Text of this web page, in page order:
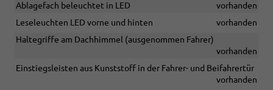
Ablagefach beleuchtet in LED
vorhanden
Leseleuchten LED vorne und hinten
vorhanden
Haltegriffe am Dachhimmel (ausgenommen Fahrer)
vorhanden
Einstiegsleisten aus Kunststoff in der Fahrer- und Beifahrertür
vorhanden